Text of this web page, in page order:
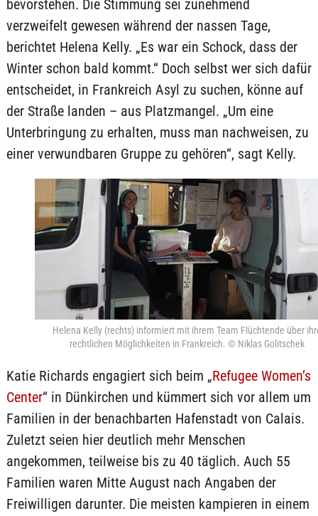
bevorstehen. Die Stimmung sei zunehmend
verzweifelt gewesen während der nassen Tage,
berichtet Helena Kelly. „Es war ein Schock, dass der
Winter schon bald kommt.“ Doch selbst wer sich dafür
entscheidet, in Frankreich Asyl zu suchen, könne auf
der Straße landen – aus Platzmangel. „Um eine
Unterbringung zu erhalten, muss man nachweisen, zu
einer verwundbaren Gruppe zu gehören“, sagt Kelly.
Helena Kelly (rechts) informiert mit ihrem Team Flüchtende über
rechtlichen Möglichkeiten in Frankreich. © Niklas Golitschek
Katie Richards engagiert sich beim „Refugee Women’s
Center“ in Dünkirchen und kümmert sich vor allem um
Familien in der benachbarten Hafenstadt von Calais.
Zuletzt seien hier deutlich mehr Menschen
angekommen, teilweise bis zu 40 täglich. Auch 55
Familien waren Mitte August nach Angaben der
Freiwilligen darunter. Die meisten kampieren in einem